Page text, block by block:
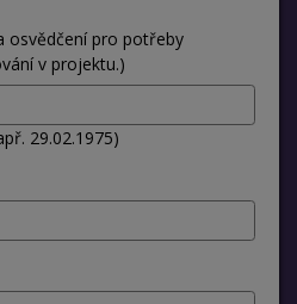
osvědčení pro potřeby
v projektu.)
29.02.1975)